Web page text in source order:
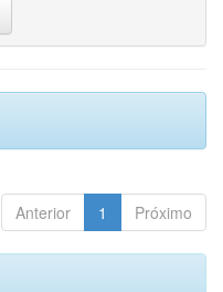
Anterior 1 Próximo